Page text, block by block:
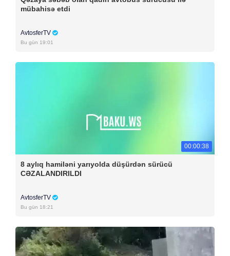
mübahisə etdi
AvtosferTV
Bu gün 19:01
00:00:38
8 aylıq hamiləni yarıyolda düşürdən sürücü
CƏZALANDIRILDI
AvtosferTV
Bu gün 18:21